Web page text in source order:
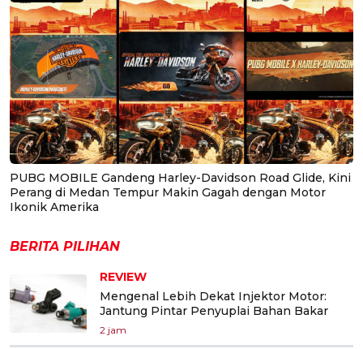
PUBG MOBILE Gandeng Harley-Davidson Road Glide, Kini
Perang di Medan Tempur Makin Gagah dengan Motor
Ikonik Amerika
BERITA PILIHAN
REVIEW
Mengenal Lebih Dekat Injektor Motor:
Jantung Pintar Penyuplai Bahan Bakar
2 jam